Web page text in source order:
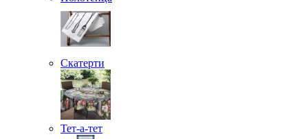
Скатерти
Тет-а-тет